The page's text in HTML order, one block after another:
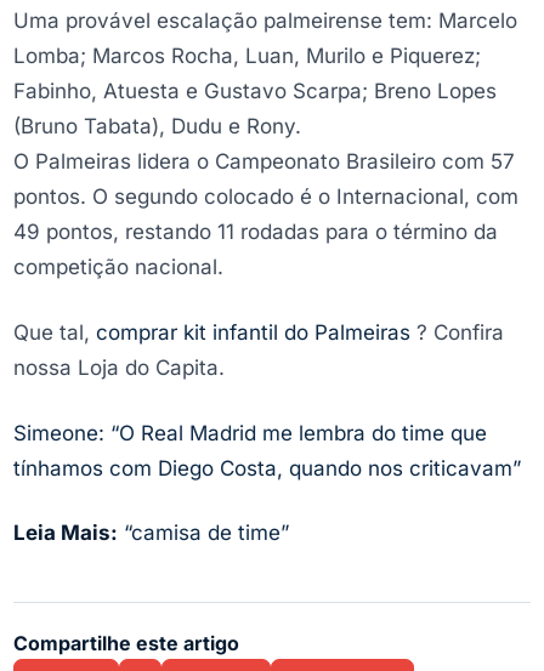
Uma provável escalação palmeirense tem: Marcelo
Lomba; Marcos Rocha, Luan, Murilo e Piquerez;
Fabinho, Atuesta e Gustavo Scarpa; Breno Lopes
(Bruno Tabata), Dudu e Rony.
O Palmeiras lidera o Campeonato Brasileiro com 57
pontos. O segundo colocado é o Internacional, com
49 pontos, restando 11 rodadas para o término da
competição nacional.
Que tal, comprar kit infantil do Palmeiras ? Confira
nossa Loja do Capita.
Simeone: “O Real Madrid me lembra do time que
tínhamos com Diego Costa, quando nos criticavam”
Leia Mais: “camisa de time”
Compartilhe este artigo